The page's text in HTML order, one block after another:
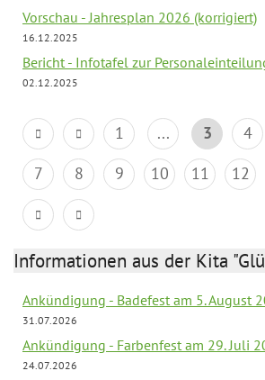
Vorschau - Jahresplan 2026 (korrigiert)
16.12.2025
Bericht - Infotafel zur
02.12.2025
1 ... 3 4
7
8 9 10 11 12
Informationen aus der Kita
Ankündigung - Badefest am 5. August
31.07.2026
Ankündigung - Farbenfest am 29. Juli
24.07.2026